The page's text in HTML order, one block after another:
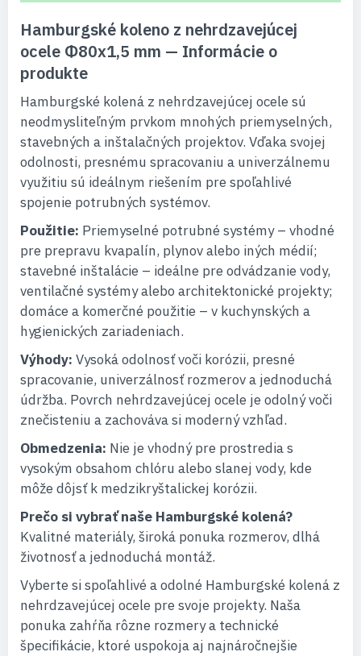
Hamburgské koleno z nehrdzavejúcej
ocele Φ80x1,5 mm — Informácie o
produkte
Hamburgské kolená z nehrdzavejúcej ocele sú
neodmysliteľným prvkom mnohých priemyselných,
stavebných a inštalačných projektov. Vďaka svojej
odolnosti, presnému spracovaniu a univerzálnemu
využitiu sú ideálnym riešením pre spoľahlivé
spojenie potrubných systémov.
Použitie: Priemyselné potrubné systémy – vhodné
pre prepravu kvapalín, plynov alebo iných médií;
stavebné inštalácie – ideálne pre odvádzanie vody,
ventilačné systémy alebo architektonické projekty;
domáce a komerčné použitie – v kuchynských a
hygienických zariadeniach.
Výhody: Vysoká odolnosť voči korózii, presné
spracovanie, univerzálnosť rozmerov a jednoduchá
údržba. Povrch nehrdzavejúcej ocele je odolný voči
znečisteniu a zachováva si moderný vzhľad.
Obmedzenia: Nie je vhodný pre prostredia s
vysokým obsahom chlóru alebo slanej vody, kde
môže dôjsť k medzikryštalickej korózii.
Prečo si vybrať naše Hamburgské kolená?
Kvalitné materiály, široká ponuka rozmerov, dlhá
životnosť a jednoduchá montáž.
Vyberte si spoľahlivé a odolné Hamburgské kolená z
nehrdzavejúcej ocele pre svoje projekty. Naša
ponuka zahŕňa rôzne rozmery a technické
špecifikácie, ktoré uspokoja aj najnáročnejšie